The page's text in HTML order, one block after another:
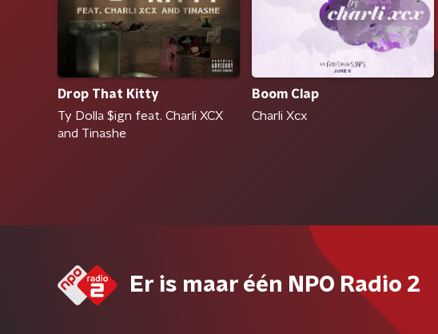
Drop That Kitty
Ty Dolla $ign feat. Charli XCX
and Tinashe
Boom Clap
Charli Xcx
Er is maar één NPO Radio 2